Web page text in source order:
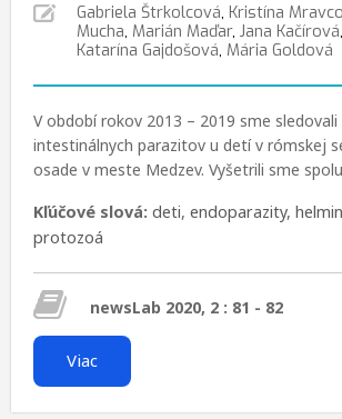
Gabriela Štrkolcová, Kristína
Mucha, Marián Maďar, Jana Kačírová,
Katarína Gajdošová, Mária Goldová
V období rokov 2013 – 2019 sme
intestinálnych parazitov u detí v rómskej
osade v meste Medzev. Vyšetrili sme
Kľúčové slová: deti,endoparazity,
protozoá
newsLab 2020, 2 : 81 - 82
Viac